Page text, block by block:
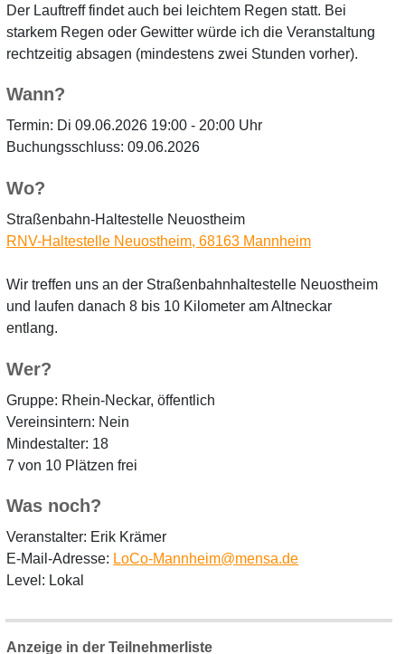
Der Lauftreff findet auch bei leichtem Regen statt. Bei
starkem Regen oder Gewitter würde ich die Veranstaltung
rechtzeitig absagen (mindestens zwei Stunden vorher).
Wann?
Termin: Di 09.06.2026 19:00 - 20:00 Uhr
Buchungsschluss: 09.06.2026
Wo?
Straßenbahn-Haltestelle Neuostheim
RNV-Haltestelle Neuostheim, 68163 Mannheim
Wir treffen uns an der Straßenbahnhaltestelle Neuostheim
und laufen danach 8 bis 10 Kilometer am Altneckar
entlang.
Wer?
Gruppe: Rhein-Neckar, öffentlich
Vereinsintern: Nein
Mindestalter: 18
7 von 10 Plätzen frei
Was noch?
Veranstalter: Erik Krämer
E-Mail-Adresse: LoCo-Mannheim@mensa.de
Level: Lokal
Anzeige in der Teilnehmerliste